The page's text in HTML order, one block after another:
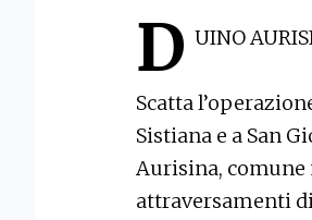
D UINO
Scatta
Sistiana e a San
Aurisina,
attraversamenti